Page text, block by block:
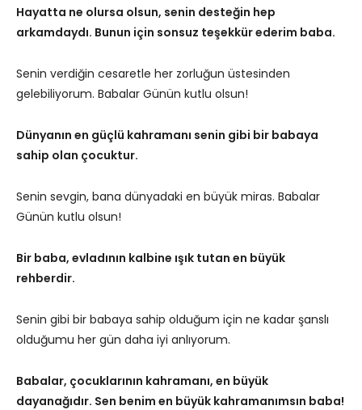
Hayatta ne olursa olsun, senin desteğin hep
arkamdaydı. Bunun için sonsuz teşekkür ederim baba.
Senin verdiğin cesaretle her zorluğun üstesinden
gelebiliyorum. Babalar Günün kutlu olsun!
Dünyanın en güçlü kahramanı senin gibi bir babaya
sahip olan çocuktur.
Senin sevgin, bana dünyadaki en büyük miras. Babalar
Günün kutlu olsun!
Bir baba, evladının kalbine ışık tutan en büyük
rehberdir.
Senin gibi bir babaya sahip olduğum için ne kadar şanslı
olduğumu her gün daha iyi anlıyorum.
Babalar, çocuklarının kahramanı, en büyük
dayanağıdır. Sen benim en büyük kahramanımsın baba!